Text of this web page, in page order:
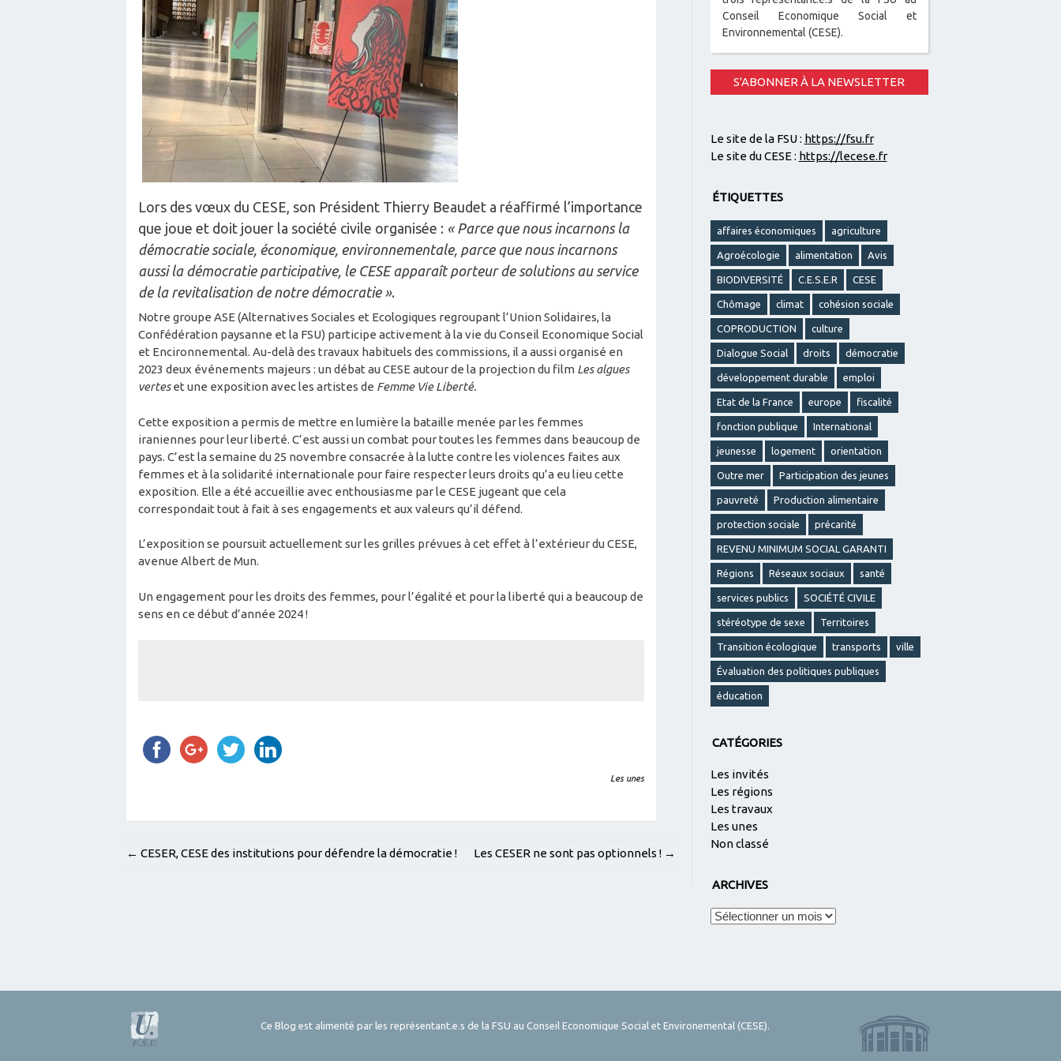
Conseil Economique Social et
Environnemental (CESE).
S'ABONNER À LA NEWSLETTER
Le site de la FSU : https://fsu.fr
Le site du CESE : https://lecese.fr
ÉTIQUETTES
affaires économiques agriculture
Agroécologie alimentation Avis
BIODIVERSITÉ C.E.S.E.R CESE
Chômage climat cohésion sociale
COPRODUCTION culture
Dialogue Social droits démocratie
développement durable emploi
Etat de la France europe fiscalité
fonction publique International
jeunesse logement orientation
Outre mer Participation des jeunes
pauvreté Production alimentaire
protection sociale précarité
REVENU MINIMUM SOCIAL GARANTI
Régions Réseaux sociaux santé
services publics SOCIÉTÉ CIVILE
stéréotype de sexe Territoires
Transition écologique transports ville
Évaluation des politiques publiques
éducation
CATÉGORIES
Les invités
Les régions
Les travaux
Les unes
Non classé
ARCHIVES
Archives
Lors des vœux du CESE, son Président Thierry Beaudet a réaffirmé l’importance
que joue et doit jouer la société civile organisée : « Parce que nous incarnons la
démocratie sociale, économique, environnementale, parce que nous incarnons
aussi la démocratie participative, le CESE apparaît porteur de solutions au service
de la revitalisation de notre démocratie ».
Notre groupe ASE (Alternatives Sociales et Ecologiques regroupant l’Union Solidaires, la
Confédération paysanne et la FSU) participe activement à la vie du Conseil Economique Social
et Encironnemental. Au-delà des travaux habituels des commissions, il a aussi organisé en
2023 deux événements majeurs : un débat au CESE autour de la projection du film Les algues
verteset une exposition avec les artistes de Femme Vie Liberté.
Cette exposition a permis de mettre en lumière la bataille menée par les femmes
iraniennes pour leur liberté. C’est aussi un combat pour toutes les femmes dans beaucoup de
pays. C’est la semaine du 25 novembre consacrée à la lutte contre les violences faites aux
femmes et à la solidarité internationale pour faire respecter leurs droits qu’a eu lieu cette
exposition. Elle a été accueillie avec enthousiasme par le CESE jugeant que cela
correspondait tout à fait à ses engagements et aux valeurs qu’il défend.
L’exposition se poursuit actuellement sur les grilles prévues à cet effet à l’extérieur du CESE,
avenue Albert de Mun.
Un engagement pour les droits des femmes, pour l’égalité et pour la liberté qui a beaucoup de
sens en ce début d’année 2024 !
Les unes
POST
← CESER, CESE des institutions pour défendre la démocratie ! Les CESER ne sont pas optionnels ! →
Ce Blog est alimenté par les représentant.e.s de la FSU au Conseil Economique Social et Environemental (CESE).